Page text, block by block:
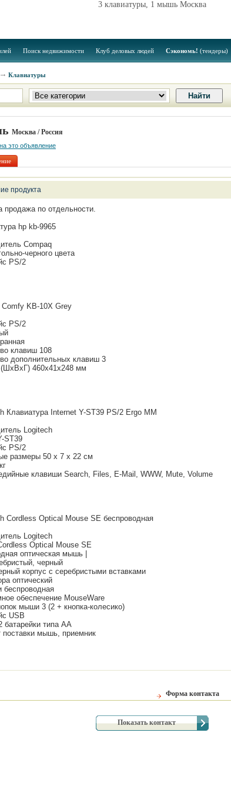
3 клавиатуры, 1 мышь Москва
Поиск недвижимости Клуб деловых людей Сэкономь! (тендеры)
Клавиатуры
Москва / Россия
это объявление
продукта
продажа по отдельности.
hp kb-9965
Compaq
черного цвета
PS/2
KB-10X Grey
PS/2
клавиш 108
дополнительных клавиш 3
460x41x248 мм
Клавиатура Internet Y-ST39 PS/2 Ergo MM
Logitech
ST39
PS/2
размеры 50 x 7 x 22 см
клавиши Search, Files, E-Mail, WWW, Mute, Volume
Cordless Optical Mouse SE беспроводная
Logitech
Optical Mouse SE
оптическая мышь |
черный
корпус с серебристыми вставками
оптический
обеспечение MouseWare
мыши 3 (2 + кнопка-колесико)
USB
батарейки типа AA
поставки мышь, приемник
Форма контакта
Показать контакт